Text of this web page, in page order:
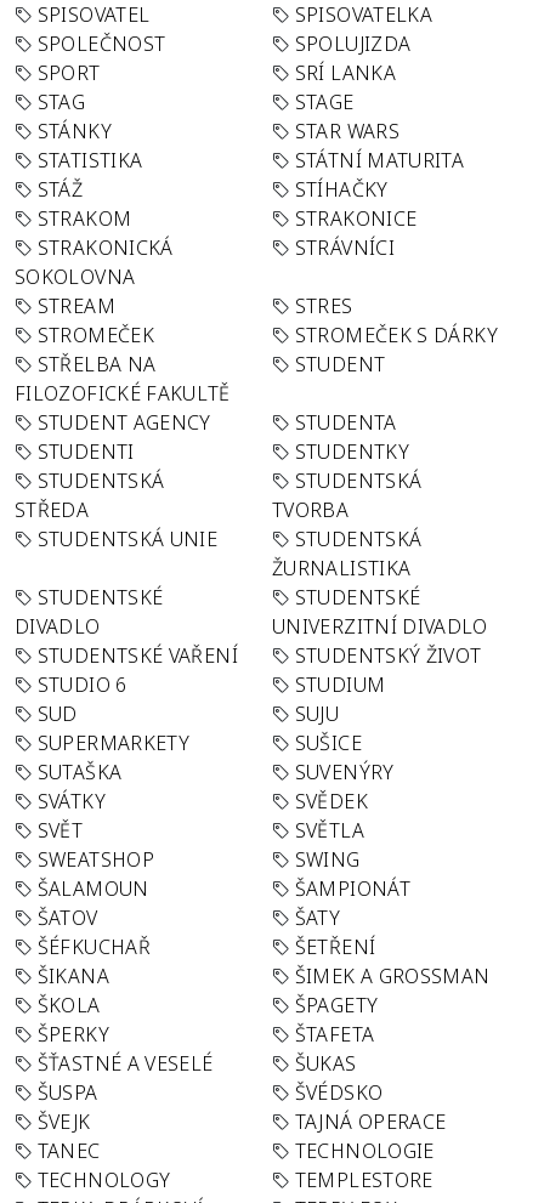
SPISOVATEL
SPISOVATELKA
SPOLEČNOST
SPOLUJIZDA
SPORT
SRÍ LANKA
STAG
STAGE
STÁNKY
STAR WARS
STATISTIKA
STÁTNÍ MATURITA
STÁŽ
STÍHAČKY
STRAKOM
STRAKONICE
STRAKONICKÁ
SOKOLOVNA
STRÁVNÍCI
STREAM
STRES
STROMEČEK
STROMEČEK S DÁRKY
STŘELBA NA
FILOZOFICKÉ FAKULTĚ
STUDENT
STUDENT AGENCY
STUDENTA
STUDENTI
STUDENTKY
STUDENTSKÁ
STŘEDA
STUDENTSKÁ
TVORBA
STUDENTSKÁ UNIE
STUDENTSKÁ
ŽURNALISTIKA
STUDENTSKÉ
DIVADLO
STUDENTSKÉ
UNIVERZITNÍ DIVADLO
STUDENTSKÉ VAŘENÍ
STUDENTSKÝ ŽIVOT
STUDIO 6
STUDIUM
SUD
SUJU
SUPERMARKETY
SUŠICE
SUTAŠKA
SUVENÝRY
SVÁTKY
SVĚDEK
SVĚT
SVĚTLA
SWEATSHOP
SWING
ŠALAMOUN
ŠAMPIONÁT
ŠATOV
ŠATY
ŠÉFKUCHAŘ
ŠETŘENÍ
ŠIKANA
ŠIMEK A GROSSMAN
ŠKOLA
ŠPAGETY
ŠPERKY
ŠTAFETA
ŠŤASTNÉ A VESELÉ
ŠUKAS
ŠUSPA
ŠVÉDSKO
ŠVEJK
TAJNÁ OPERACE
TANEC
TECHNOLOGIE
TECHNOLOGY
TEMPLESTORE